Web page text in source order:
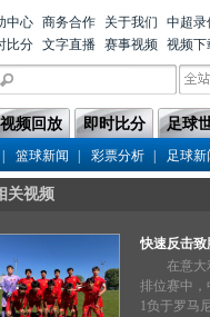
中心 商务合作 关于我们 中超录
比分 文字直播 赛事视频 视频下
视频回放 即时比分 足球
| 篮球新闻 | 彩票分析 | 足球新
关视频
快速反击致
压中国队
在意大
排位赛中，
1负于罗马